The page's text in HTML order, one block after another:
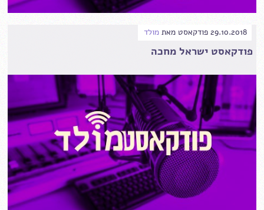
29.10.2018 פודקאסט מאת מולד
פודקאסט ישראל מחכה